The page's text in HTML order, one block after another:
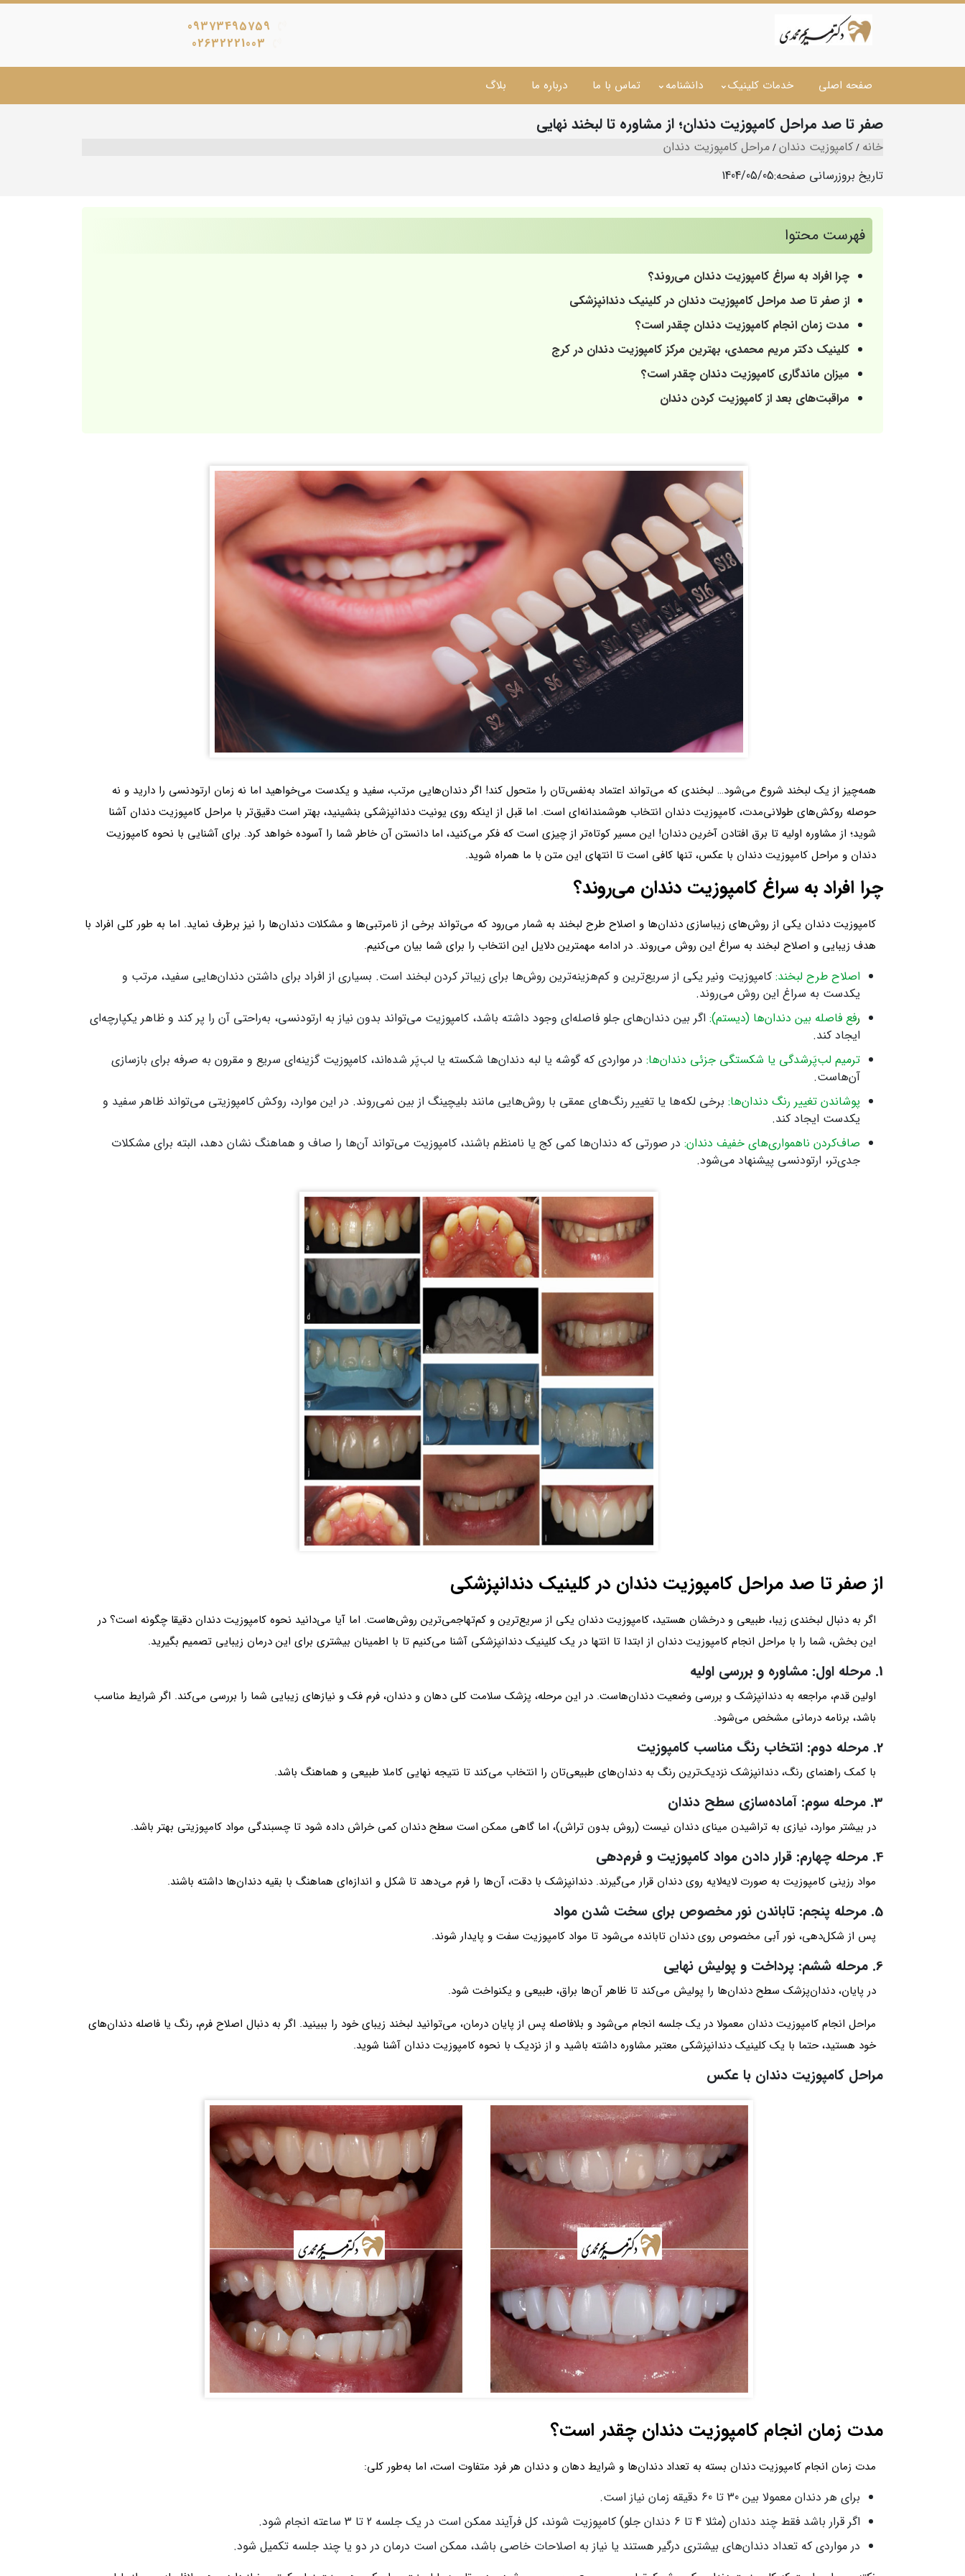
09373495759
02632221003
صفحه اصلی خدمات کلینیک دانشنامه تماس با ما درباره ما بلاگ
صفر تا صد مراحل کامپوزیت دندان؛ از مشاوره تا لبخند نهایی
خانه کامپوزیت دندان مراحل کامپوزیت دندان
تاریخ بروزرسانی صفحه:1404/05/05
فهرست محتوا
چرا افراد به سراغ کامپوزیت دندان می‌روند؟
از صفر تا صد مراحل کامپوزیت دندان در کلینیک دندانپزشکی
مدت زمان انجام کامپوزیت دندان چقدر است؟
کلینیک دکتر مریم محمدی، بهترین مرکز کامپوزیت دندان در کرج
میزان ماندگاری کامپوزیت دندان چقدر است؟
مراقبت‌های بعد از کامپوزیت کردن دندان
همه‌چیز از یک لبخند شروع می‌شود… لبخندی که می‌تواند اعتماد به‌نفس‌تان را متحول کند! اگر دندان‌هایی مرتب، سفید و یکدست می‌خواهید اما نه زمان ارتودنسی را دارید و نه
حوصله روکش‌های طولانی‌مدت، کامپوزیت دندان انتخاب هوشمندانه‌ای است. اما قبل از اینکه روی یونیت دندانپزشکی بنشینید، بهتر است دقیق‌تر با مراحل کامپوزیت دندان آشنا
شوید؛ از مشاوره اولیه تا برق افتادن آخرین دندان! این مسیر کوتاه‌تر از چیزی است که فکر می‌کنید، اما دانستن آن خاطر شما را آسوده خواهد کرد. برای آشنایی با نحوه کامپوزیت
دندان و مراحل کامپوزیت دندان با عکس، تنها کافی است تا انتهای این متن با ما همراه شوید.
چرا افراد به سراغ کامپوزیت دندان می‌روند؟
کامپوزیت دندان یکی از روش‌های زیباسازی دندان‌ها و اصلاح طرح لبخند به شمار می‌رود که می‌تواند برخی از نامرتبی‌ها و مشکلات دندان‌ها را نیز برطرف نماید. اما به طور کلی افراد با
هدف زیبایی و اصلاح لبخند به سراغ این روش می‌روند. در ادامه مهمترین دلایل این انتخاب را برای شما بیان می‌کنیم.
اصلاح طرح لبخند: کامپوزیت ونیر یکی از سریع‌ترین و کم‌هزینه‌ترین روش‌ها برای زیباتر کردن لبخند است. بسیاری از افراد برای داشتن دندان‌هایی سفید، مرتب و
یکدست به سراغ این روش می‌روند.
رفع فاصله بین دندان‌ها (دیستم): اگر بین دندان‌های جلو فاصله‌ای وجود داشته باشد، کامپوزیت می‌تواند بدون نیاز به ارتودنسی، به‌راحتی آن را پر کند و ظاهر یکپارچه‌ای
ایجاد کند.
ترمیم لب‌پَر‌شدگی یا شکستگی جزئی دندان‌ها: در مواردی که گوشه یا لبه دندان‌ها شکسته یا لب‌پَر شده‌اند، کامپوزیت گزینه‌ای سریع و مقرون به صرفه برای بازسازی
آن‌هاست.
پوشاندن تغییر رنگ دندان‌ها: برخی لکه‌ها یا تغییر رنگ‌های عمقی با روش‌هایی مانند بلیچینگ از بین نمی‌روند. در این موارد، روکش کامپوزیتی می‌تواند ظاهر سفید و
یکدست ایجاد کند.
صاف‌کردن ناهمواری‌های خفیف دندان: در صورتی که دندان‌ها کمی کج یا نامنظم باشند، کامپوزیت می‌تواند آن‌ها را صاف و هماهنگ نشان دهد، البته برای مشکلات
جدی‌تر، ارتودنسی پیشنهاد می‌شود.
از صفر تا صد مراحل کامپوزیت دندان در کلینیک دندانپزشکی
اگر به دنبال لبخندی زیبا، طبیعی و درخشان هستید، کامپوزیت دندان یکی از سریع‌ترین و کم‌تهاجمی‌ترین روش‌هاست. اما آیا می‌دانید نحوه کامپوزیت دندان دقیقا چگونه است؟ در
این بخش، شما را با مراحل انجام کامپوزیت دندان از ابتدا تا انتها در یک کلینیک دندانپزشکی آشنا می‌کنیم تا با اطمینان بیشتری برای این درمان زیبایی تصمیم بگیرید.
1. مرحله اول: مشاوره و بررسی اولیه
اولین قدم، مراجعه به دندانپزشک و بررسی وضعیت دندان‌هاست. در این مرحله، پزشک سلامت کلی دهان و دندان، فرم فک و نیازهای زیبایی شما را بررسی می‌کند. اگر شرایط مناسب
باشد، برنامه درمانی مشخص می‌شود.
2. مرحله دوم: انتخاب رنگ مناسب کامپوزیت
با کمک راهنمای رنگ، دندانپزشک نزدیک‌ترین رنگ به دندان‌های طبیعی‌تان را انتخاب می‌کند تا نتیجه نهایی کاملا طبیعی و هماهنگ باشد.
3. مرحله سوم: آماده‌سازی سطح دندان
در بیشتر موارد، نیازی به تراشیدن مینای دندان نیست (روش بدون تراش)، اما گاهی ممکن است سطح دندان کمی خراش داده شود تا چسبندگی مواد کامپوزیتی بهتر باشد.
4. مرحله چهارم: قرار دادن مواد کامپوزیت و فرم‌دهی
مواد رزینی کامپوزیت به صورت لایه‌لایه روی دندان قرار می‌گیرند. دندانپزشک با دقت، آن‌ها را فرم می‌دهد تا شکل و اندازه‌ای هماهنگ با بقیه دندان‌ها داشته باشند.
5. مرحله پنجم: تاباندن نور مخصوص برای سخت شدن مواد
پس از شکل‌دهی، نور آبی مخصوص روی دندان تابانده می‌شود تا مواد کامپوزیت سفت و پایدار شوند.
6. مرحله ششم: پرداخت و پولیش نهایی
در پایان، دندان‌پزشک سطح دندان‌ها را پولیش می‌کند تا ظاهر آن‌ها براق، طبیعی و یکنواخت شود.
مراحل انجام کامپوزیت دندان معمولا در یک جلسه انجام می‌شود و بلافاصله پس از پایان درمان، می‌توانید لبخند زیبای خود را ببینید. اگر به دنبال اصلاح فرم، رنگ یا فاصله دندان‌های
خود هستید، حتما با یک کلینیک دندانپزشکی معتبر مشاوره داشته باشید و از نزدیک با نحوه کامپوزیت دندان آشنا شوید.
مراحل کامپوزیت دندان با عکس
مدت زمان انجام کامپوزیت دندان چقدر است؟
مدت زمان انجام کامپوزیت دندان بسته به تعداد دندان‌ها و شرایط دهان و دندان هر فرد متفاوت است، اما به‌طور کلی:
برای هر دندان معمولا بین 30 تا 60 دقیقه زمان نیاز است.
اگر قرار باشد فقط چند دندان (مثلا 4 تا 6 دندان جلو) کامپوزیت شوند، کل فرآیند ممکن است در یک جلسه 2 تا 3 ساعته انجام شود.
در مواردی که تعداد دندان‌های بیشتری درگیر هستند یا نیاز به اصلاحات خاصی باشد، ممکن است درمان در دو یا چند جلسه تکمیل شود.